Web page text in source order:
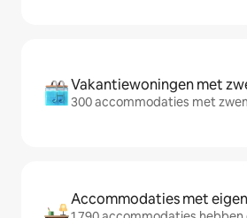
Vakantiewoningen met
300 accommodaties met
Accommodaties met